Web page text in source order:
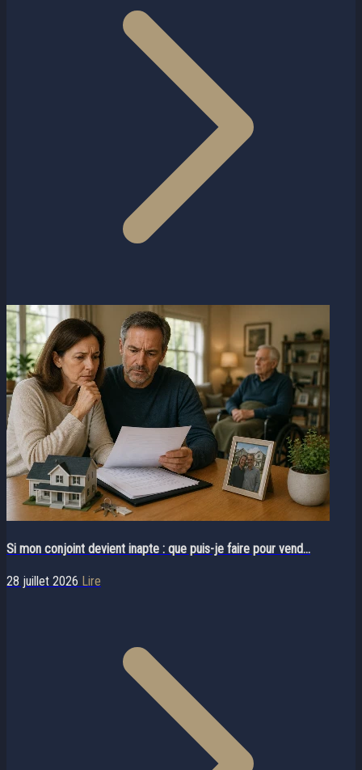
Si mon conjoint devient inapte : que puis-je faire pour vend...
28 juillet 2026 Lire